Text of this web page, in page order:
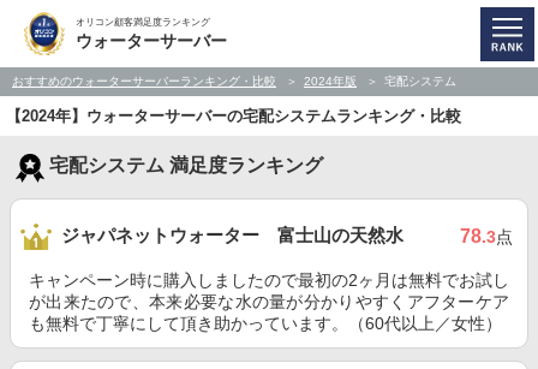
オリコン顧客満足度ランキング
ウォーターサーバー
おすすめのウォーターサーバーランキング・比較 2024年版 宅配システム
【2024年】ウォーターサーバーの宅配システムランキング・比較
宅配システム 満足度ランキング
ジャパネットウォーター 富士山の天然水 78.3点
キャンペーン時に購入しましたので最初の2ヶ月は無料でお試し
が出来たので、本来必要な水の量が分かりやすくアフターケア
も無料で丁寧にして頂き助かっています。（60代以上／女性）